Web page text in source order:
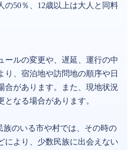
の50％、12歳以上は大人と同料
ルの変更や、遅延、運行の中
り、宿泊地や訪問地の順序や日
合があります。また、現地状況
となる場合があります。
のいる市や村では、その時の
により、少数民族に出会えない